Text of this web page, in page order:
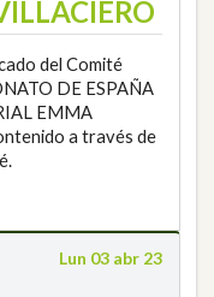
del Comité
DE ESPAÑA
EMMA
a través de
Lun 03 abr 23